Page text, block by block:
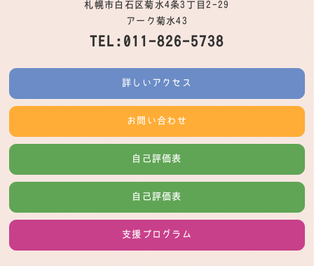
札幌市白石区菊水4条3丁目2-29
アーク菊水43
TEL:011-826-5738
詳しいアクセス
お問い合わせ
自己評価表
自己評価表
支援プログラム